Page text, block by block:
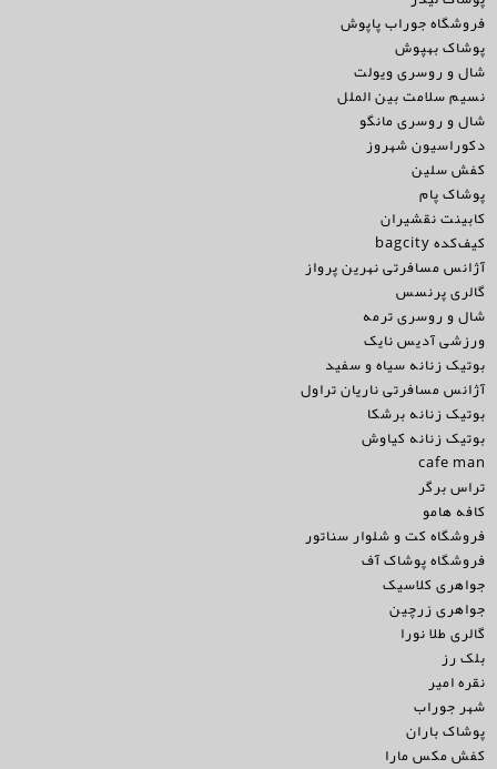
فروشگاه جوراب پاپوش
پوشاک بهپوش
شال و روسری ویولت
نسیم سلامت بین الملل
شال و روسری مانگو
دکوراسیون شهروز
کفش سلین
پوشاک پام
کابینت نقشیران
کیف‌کده bagcity
آژانس مسافرتی نهرین پرواز
گالری پرنسس
شال و روسری ترمه
ورزشی آدیس نایک
بوتیک زنانه سیاه و سفید
آژانس مسافرتی ناریان تراول
بوتیک زنانه برشکا
بوتیک زنانه کیاوش
cafe man
تراس برگر
کافه هامو
فروشگاه کت و شلوار سناتور
فروشگاه پوشاک آف
جواهری کلاسیک
جواهری زرچین
گالری طلا نورا
بلک رز
نقره امیر
شهر جوراب
پوشاک باران
کفش مکس مارا